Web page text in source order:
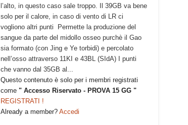
l’alto, in questo caso sale troppo. Il 39GB va bene
solo per il calore, in caso di vento di LR ci
vogliono altri punti Permette la produzione del
sangue da parte del midollo osseo purchè il Gao
sia formato (con Jing e Ye torbidi) e percolato
nell’osso attraverso 11KI e 43BL (SIdA) I punti
che vanno dal 35GB al...
Questo contenuto è solo per i membri registrati
come " Accesso Riservato - PROVA 15 GG "
REGISTRATI !
Already a member? Accedi